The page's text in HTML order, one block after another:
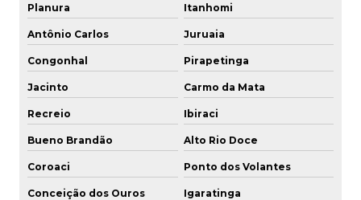
Planura Itanhomi
Antônio Carlos Juruaia
Congonhal Pirapetinga
Jacinto Carmo da Mata
Recreio Ibiraci
Bueno Brandão Alto Rio Doce
Coroaci Ponto dos Volantes
Conceição dos Ouros Igaratinga